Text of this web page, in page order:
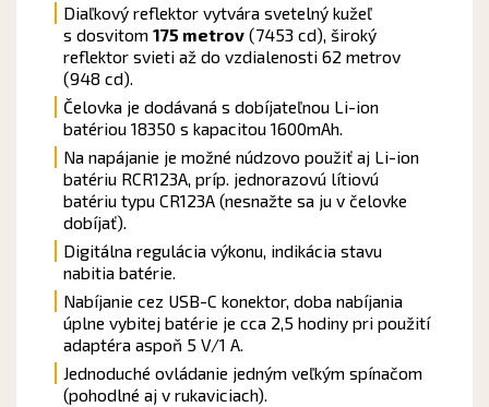
Diaľkový reflektor vytvára svetelný kužeľ
s dosvitom 175 metrov(7453 cd), široký
reflektor svieti až do vzdialenosti 62 metrov
(948 cd).
Čelovka je dodávaná s dobíjateľnou Li-ion
batériou 18350 s kapacitou 1600mAh.
Na napájanie je možné núdzovo použiť aj Li-ion
batériu RCR123A, príp. jednorazovú lítiovú
batériu typu CR123A (nesnažte sa ju v čelovke
dobíjať).
Digitálna regulácia výkonu, indikácia stavu
nabitia batérie.
Nabíjanie cez USB-C konektor, doba nabíjania
úplne vybitej batérie je cca 2,5 hodiny pri použití
adaptéra aspoň 5 V/1 A.
Jednoduché ovládanie jedným veľkým spínačom
(pohodlné aj v rukaviciach).